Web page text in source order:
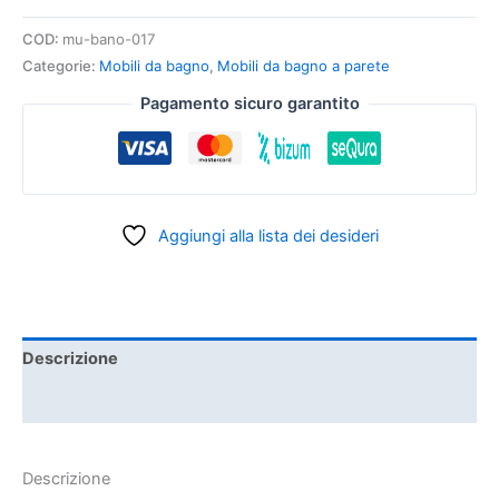
COD: mu-bano-017
Categorie: Mobili da bagno, Mobili da bagno a parete
Pagamento sicuro garantito
Aggiungi alla lista dei desideri
Descrizione
Descrizione